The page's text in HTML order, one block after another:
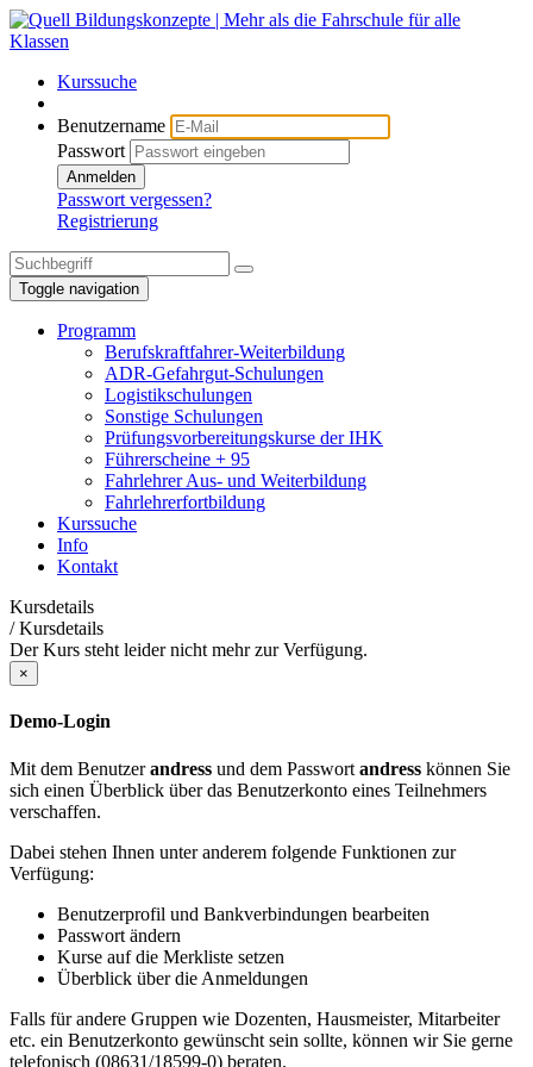
Kurssuche
Benutzername
Passwort
Anmelden
Passwort vergessen?
Registrierung
Toggle navigation
Programm
Berufskraftfahrer-Weiterbildung
ADR-Gefahrgut-Schulungen
Logistikschulungen
Sonstige Schulungen
Prüfungsvorbereitungskurse der IHK
Führerscheine + 95
Fahrlehrer Aus- und Weiterbildung
Fahrlehrerfortbildung
Kurssuche
Info
Kontakt
Kursdetails
/Kursdetails
Der Kurs steht leider nicht mehr zur Verfügung.
×
Demo-Login
Mit dem Benutzerandress und dem Passwort andress können Sie
sich einen Überblick über das Benutzerkonto eines Teilnehmers
verschaffen.
Dabei stehen Ihnen unter anderem folgende Funktionen zur
Verfügung:
Benutzerprofil und Bankverbindungen bearbeiten
Passwort ändern
Kurse auf die Merkliste setzen
Überblick über die Anmeldungen
Falls für andere Gruppen wie Dozenten, Hausmeister, Mitarbeiter
etc. ein Benutzerkonto gewünscht sein sollte, können wir Sie gerne
telefonisch (08631/18599-0) beraten.